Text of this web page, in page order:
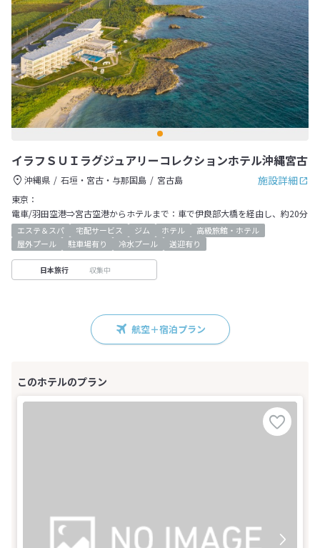
イラフＳＵＩラグジュアリーコレクションホテル沖縄宮古
施設詳細
沖縄県 石垣・宮古・与那国島
宮古島
東京：
電車/羽田空港⇒宮古空港からホテルまで：車で伊良部大橋を経由し、約20分
エステ＆スパ 宅配サービス ジム ホテル
高級旅館・ホテル
屋外プール
駐車場有り 冷水プール 送迎有り
日本旅行 収集中
航空＋宿泊プラン